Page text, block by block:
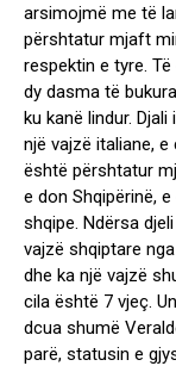
arsimojmë me të
përshtatur mjaft
respektin e tyre.
dy dasma të
ku kanë lindur.
një vajzë italiane,
është përshtatur
e don Shqipërinë,
shqipe. Ndërsa
vajzë shqiptare
dhe ka një vajzë
cila është 7 vjeç.
dcua shumë
parë, statusin e